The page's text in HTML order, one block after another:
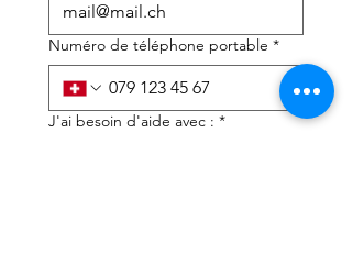
Numéro de téléphone portable *
J'ai besoin d'aide avec : *